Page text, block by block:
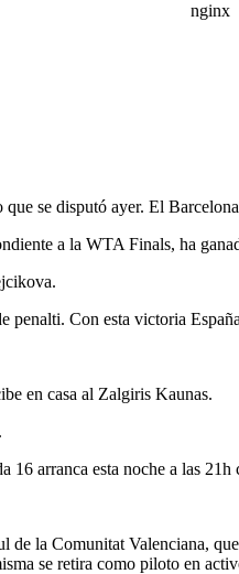
se disputó ayer. El
a la WTA Finals, ha
Con esta victoria
en casa al Zalgiris Kaunas.
arranca esta noche a las
la Comunitat Valenciana,
se retira como piloto en